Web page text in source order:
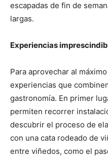
escapadas de fin de
largas.
Experiencias
Para aprovechar al
experiencias que
gastronomía. En primer
permiten recorrer
descubrir el proceso de
con una cata rodeado de
entre viñedos, como el